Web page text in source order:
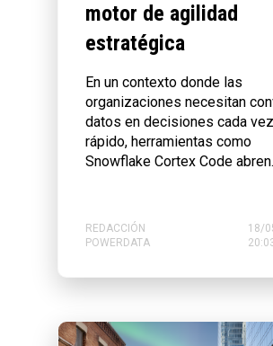
motor de agilidad
estratégica
En un contexto donde las
organizaciones necesitan
datos en decisiones cada
rápido, herramientas como
Snowflake Cortex Code
REDACCIÓN
POWERDATA
18/